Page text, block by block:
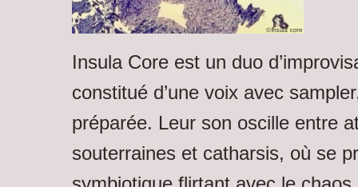
Insula Core est un duo
constitué d’une voix avec
préparée. Leur son oscille entre
souterraines et catharsis, où se